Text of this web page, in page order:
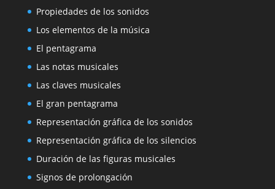
Propiedades de los sonidos
Los elementos de la música
El pentagrama
Las notas musicales
Las claves musicales
El gran pentagrama
Representación gráfica de los sonidos
Representación gráfica de los silencios
Duración de las figuras musicales
Signos de prolongación